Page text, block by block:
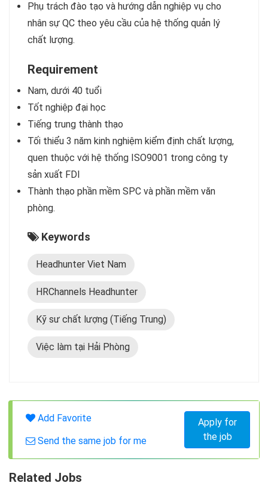
Phụ trách đào tạo và hướng dẫn nghiệp vụ cho
nhân sự QC theo yêu cầu của hệ thống quản lý
chất lượng.
Requirement
Nam, dưới 40 tuổi
Tốt nghiệp đại học
Tiếng trung thành thạo
Tối thiểu 3 năm kinh nghiệm kiểm định chất lượng,
quen thuộc với hệ thống ISO9001 trong công ty
sản xuất FDI
Thành thạo phần mềm SPC và phần mềm văn
phòng.
Keywords
Headhunter Viet Nam
HRChannels Headhunter
Kỹ sư chất lượng (Tiếng Trung)
Việc làm tại Hải Phòng
Add Favorite
Send the same job for me
Apply for
the job
Related Jobs